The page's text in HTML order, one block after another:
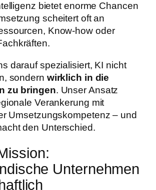
bietet enorme Chancen
scheitert oft an
Know-how oder
darauf spezialisiert, KI nicht
sondern wirklich in die
zu bringen. Unser Ansatz
Verankerung mit
Umsetzungskompetenz – und
den Unterschied.
Unternehmen